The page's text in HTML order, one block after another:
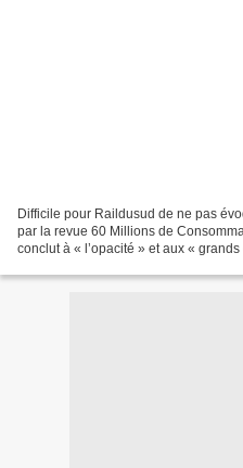
Difficile pour Raildusud de ne pas
par la revue 60 Millions de
conclut à « l’opacité » et aux «